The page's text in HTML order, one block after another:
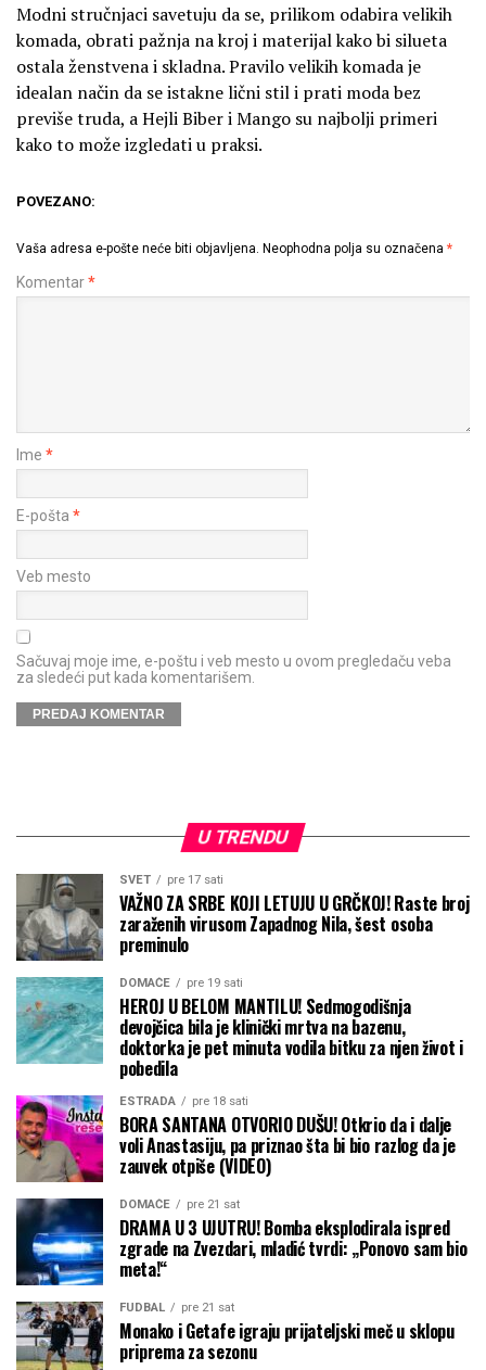
Modni stručnjaci savetuju da se, prilikom odabira velikih
komada, obrati pažnja na kroj i materijal kako bi silueta
ostala ženstvena i skladna. Pravilo velikih komada je
idealan način da se istakne lični stil i prati moda bez
previše truda, a Hejli Biber i Mango su najbolji primeri
kako to može izgledati u praksi.
POVEZANO:
Vaša adresa e-pošte neće biti objavljena. Neophodna polja su označena *
Komentar*
Ime *
E-pošta *
Veb mesto
Sačuvaj moje ime, e-poštu i veb mesto u ovom pregledaču veba
za sledeći put kada komentarišem.
U TRENDU
SVET pre 17 sati
VAŽNO ZA SRBE KOJI LETUJU U GRČKOJ! Raste broj
zaraženih virusom Zapadnog Nila, šest osoba
preminulo
DOMAĆE pre 19 sati
HEROJ U BELOM MANTILU! Sedmogodišnja
devojčica bila je klinički mrtva na bazenu,
doktorka je pet minuta vodila bitku za njen život i
pobedila
ESTRADA pre 18 sati
BORA SANTANA OTVORIO DUŠU! Otkrio da i dalje
voli Anastasiju, pa priznao šta bi bio razlog da je
zauvek otpiše (VIDEO)
DOMAĆE pre 21 sat
DRAMA U 3 UJUTRU! Bomba eksplodirala ispred
zgrade na Zvezdari, mladić tvrdi: „Ponovo sam bio
meta!“
FUDBAL pre 21 sat
Monako i Getafe igraju prijateljski meč u sklopu
priprema za sezonu